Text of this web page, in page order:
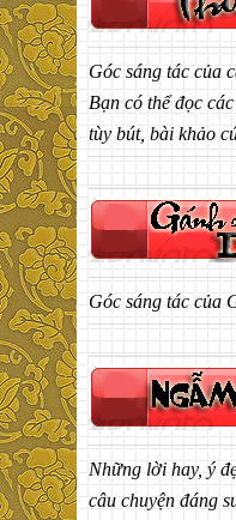
Góc sáng tác của
Bạn có thể đọc
tùy bút, bài khảo
Góc sáng tác của
Những lời hay, ý
câu chuyện đáng